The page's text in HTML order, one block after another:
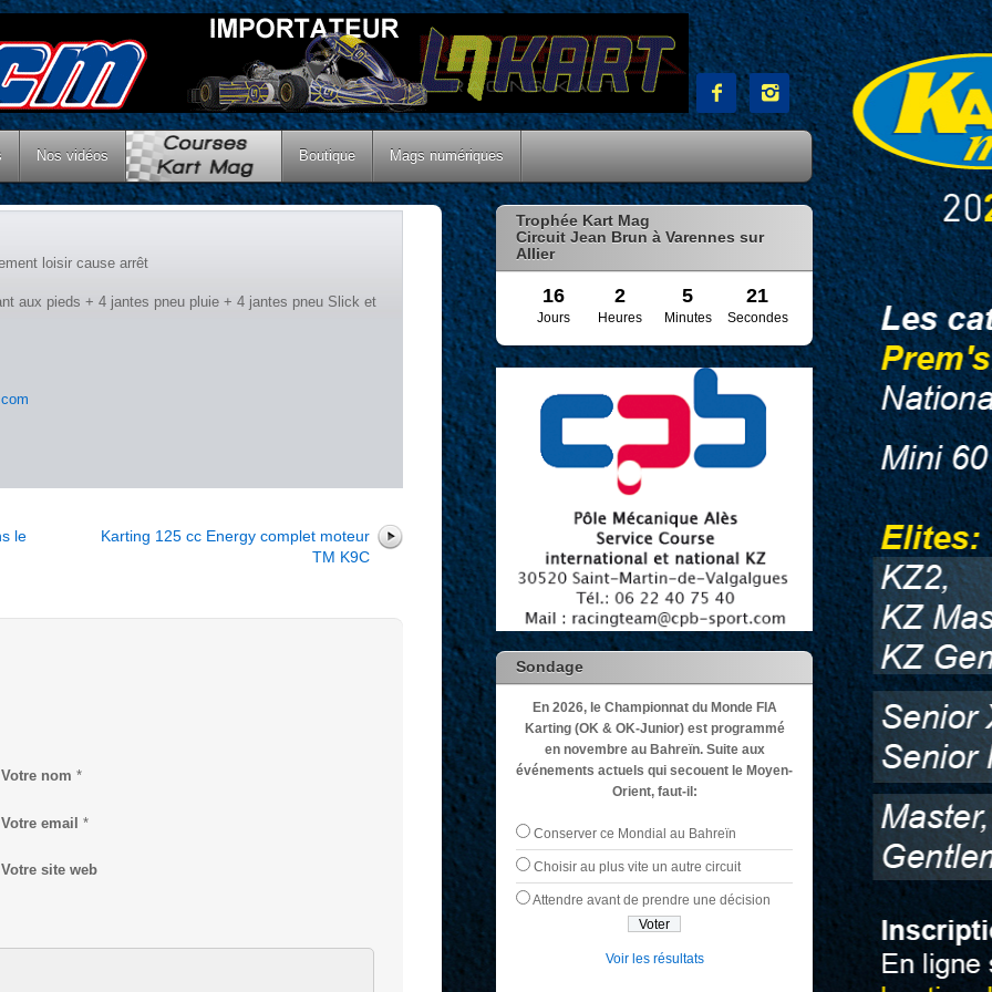
 
Nos vidéos Boutique Mags numériques
loisir cause arrêt
aux pieds + 4 jantes pneu pluie + 4 jantes pneu Slick et
le
Karting 125 cc Energy complet moteur
TM K9C
Votre nom *
Votre email *
Votre site web
Trophée Kart Mag
Circuit Jean Brun à Varennes sur
Allier
16 2 5 20
Jours Heures Minutes Secondes
Sondage
En 2026, le Championnat du Monde FIA
Karting (OK & OK-Junior) est programmé
en novembre au Bahreïn. Suite aux
événements actuels qui secouent le Moyen-
Orient, faut-il:
Conserver ce Mondial au Bahreïn
Choisir au plus vite un autre circuit
Attendre avant de prendre une décision
Voir les résultats